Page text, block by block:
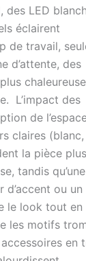
des LED
éclairent
de travail,
d’attente, des
L’impact des
de
claires (blanc,
la pièce plus
tandis qu’une
d’accent ou un
le look tout en
les motifs
en